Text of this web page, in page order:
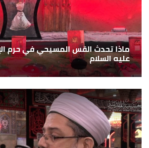
ماذا تحدث القس المسيحي في حرم
عليه السلام